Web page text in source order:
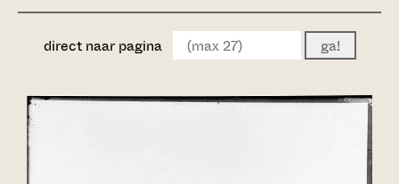
direct naar pagina ga!